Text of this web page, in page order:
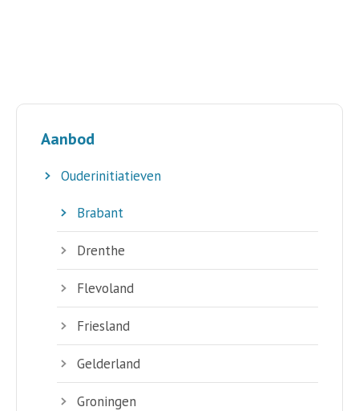
Aanbod
Ouderinitiatieven
Brabant
Drenthe
Flevoland
Friesland
Gelderland
Groningen